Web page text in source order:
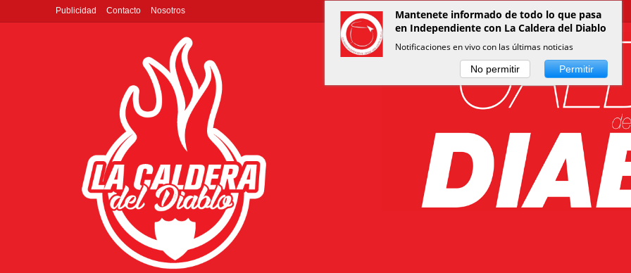
Publicidad Contacto Nosotros
Mantenete informado de todo lo que pasa
en Independiente con La Caldera del Diablo
Notificaciones en vivo con las últimas noticias
No permitir Permitir